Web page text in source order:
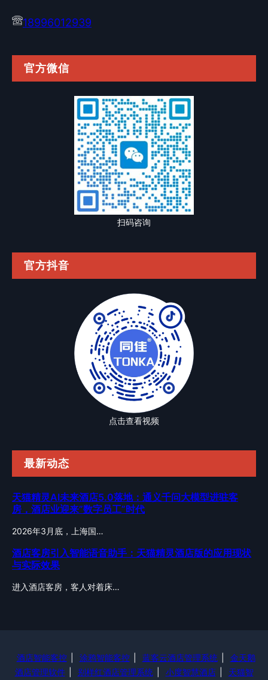
18996012939
官方微信
扫码咨询
官方抖音
点击查看视频
最新动态
天猫精灵AI未来酒店5.0落地：通义千问大模型进驻客
房，酒店业迎来”数字员工”时代
2026年3月底，上海国…
酒店客房引入智能语音助手：天猫精灵酒店版的应用现状
与实际效果
进入酒店客房，客人对着床…
酒店智能客控 涂鸦智能客控 蓝客云酒店管理系统
金天鹅
酒店管理软件
别样红酒店管理系统 小度智慧酒店
天猫智